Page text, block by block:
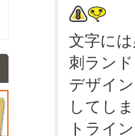
文字に
刺 ラン
デザイ
してし
トライ